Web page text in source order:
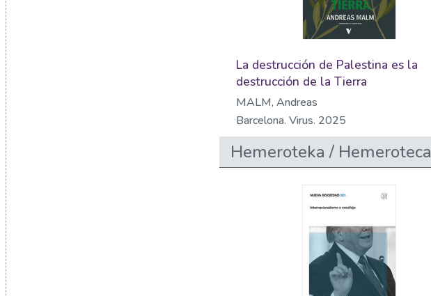
La destrucción de Palestina es la
destrucción de la Tierra
MALM, Andreas
Barcelona. Virus. 2025
Hemeroteka / Hemeroteca